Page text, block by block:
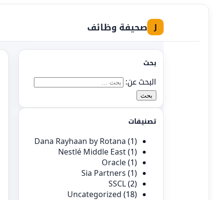
J صحيفة وظائف
بحث
البحث عن:
تصنيفات
Dana Rayhaan by Rotana (1)
Nestlé Middle East(1)
Oracle(1)
Sia Partners (1)
SSCL(2)
Uncategorized (18)